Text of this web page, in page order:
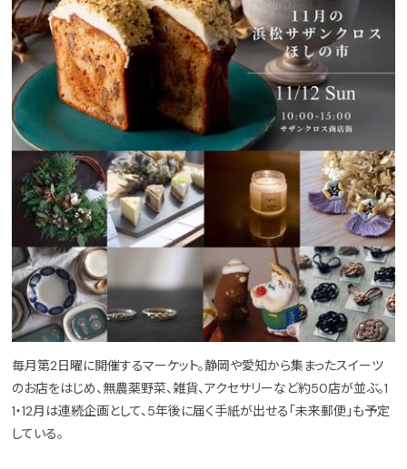
毎月第2日曜に開催するマーケット。静岡や愛知から集まったスイーツ
のお店をはじめ、無農薬野菜、雑貨、アクセサリーなど約50店が並ぶ。1
1・12月は連続企画として、5年後に届く手紙が出せる「未来郵便」も予定
している。